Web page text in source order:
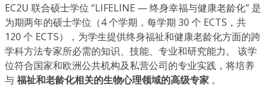
EC2U 联合硕士学位 “LIFELINE — 终身幸福与健康老龄化” 是
为期两年的硕士学位（4 个学期，每学期 30 个 ECTS，共
120 个 ECTS），为学生提供终身福祉和健康老龄化方面的跨
学科方法专家所必需的知识、技能、专业和研究能力。 该学
位符合国家和欧洲公共机构及私营公司的专业实践，将培养
与福祉和老龄化相关的生物心理领域的高级专家 。